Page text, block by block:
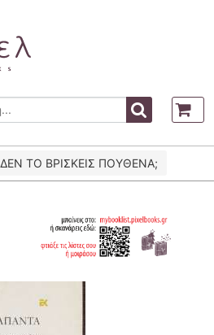
ΔΕΝ ΤΟ ΒΡΙΣΚΕΙΣ ΠΟΥΘΕΝΑ;